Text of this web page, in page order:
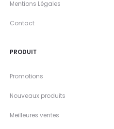
Mentions Légales
Contact
PRODUIT
Promotions
Nouveaux produits
Meilleures ventes